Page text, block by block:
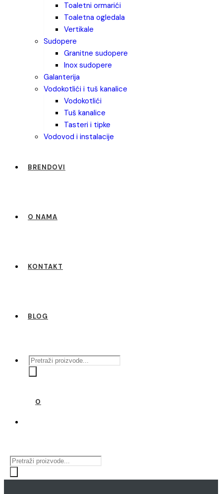
toaletni ormarići
toaletna ogledala
vertikale
sudopere
granitne sudopere
inox sudopere
galanterija
vodokotlići i tuš kanalice
vodokotlići
tuš kanalice
tasteri i tipke
vodovod i instalacije
BRENDOVI
O NAMA
KONTAKT
BLOG
Products
search
0
Products
search